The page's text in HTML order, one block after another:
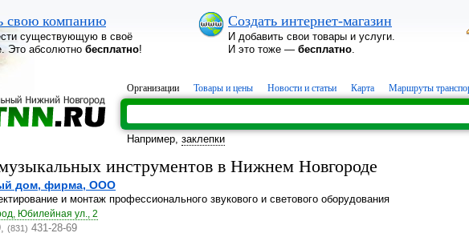
свою компанию
существующую в своё
Это абсолютно бесплатно!
Создать интернет-магазин
И добавить свои товары и услуги.
И это тоже — бесплатно.
Организации Товары и цены Новости и статьи Карта Маршруты
Например, заклепки
инструментов в Нижнем Новгороде
дом, фирма, ООО
и монтаж профессионального звукового и светового оборудования
Юбилейная ул., 2
(831) 431-28-69